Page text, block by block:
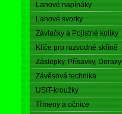
Lanové napínáky
Lanové svorky
Závlačky a Pojistné kolíky
Klíče pro rozvodné skříně
Záslepky, Přísavky, Dorazy
Závěsová technika
USIT-kroužky
Třmeny a očnice